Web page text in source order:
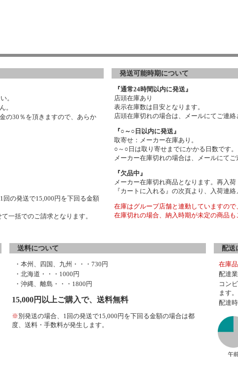
。
。
の30％を頂きますので、あらか
の発送で15,000円を下回る金額
一括でのご請求となります。
発送可能時期について
『通常24時間以内に発送』
店頭在庫あり
表示在庫数は目安となります。
店頭在庫切れの場合は、メールにてご連絡
『○～○日以内に発送』
取寄せ：メーカー在庫あり。
○～○日は取り寄せまでにかかる日数です。
メーカー在庫切れの場合は、メールにてご
『欠品中』
メーカー在庫切れ商品となります。再入荷
『カートに入れる』の次頁より、入荷連
在庫はグループ店舗と連動していますの
在庫切れの場合、納入時期が未定の商品
送料について
・本州、四国、九州・・・730円
・北海道・・・1000円
・沖縄、離島・・・1800円
15,000円以上ご購入で、送料無料
※ 別発送の場合、1回の発送で15,000円を下回る金額の場合は都
度、送料・手数料が発生します。
配送
在庫
配達
コン
ます。
配達